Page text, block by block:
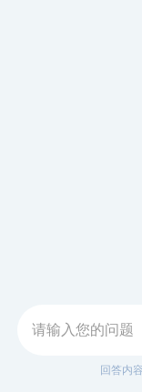
请输入您的问题
回答内